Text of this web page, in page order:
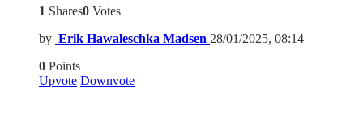
1 Shares0 Votes
by Erik Hawaleschka Madsen 28/01/2025, 08:14
0 Points
Upvote Downvote